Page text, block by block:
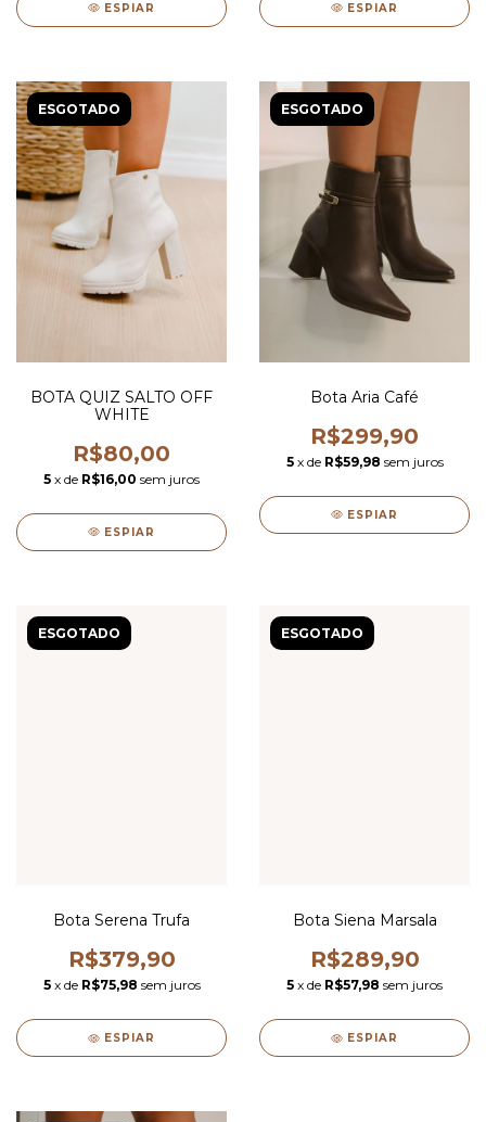
ESPIAR ESPIAR
ESGOTADO
BOTA QUIZ SALTO OFF
WHITE
R$80,00
5 x de R$16,00 sem juros
ESPIAR
ESGOTADO
Bota Aria Café
R$299,90
5 x de R$59,98 sem juros
ESPIAR
ESGOTADO
Bota Serena Trufa
R$379,90
5 x de R$75,98 sem juros
ESPIAR
ESGOTADO
Bota Siena Marsala
R$289,90
5 x de R$57,98 sem juros
ESPIAR